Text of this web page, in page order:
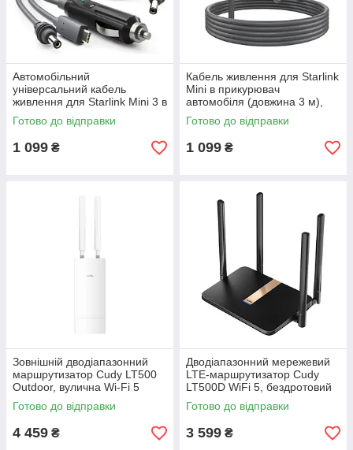
Автомобільний
універсальний кабель
живлення для Starlink Mini 3 в
1 (Type-C / DC / прикурювач),
силіконовий дріт 5 метрів
Готово до відправки
1 099 ₴
Кабель живлення для Starlink
Mini в прикурювач
автомобіля (довжина 3 м),
автомобільний шнур
живлення старлінк
Готово до відправки
1 099 ₴
Зовнішній дводіапазонний
маршрутизатор Cudy LT500
Outdoor, вулична Wi-Fi 5
Mesh система та 4G LTE
роутер (CAT4)
Готово до відправки
4 459 ₴
Дводіапазонний мережевий
LTE-маршрутизатор Cudy
LT500D WiFi 5, бездротовий
4G CAT4 AC1200 Mesh-
роутер із SIM-слотом
Готово до відправки
3 599 ₴